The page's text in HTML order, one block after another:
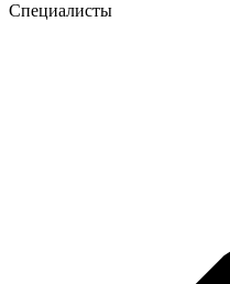
Специалисты